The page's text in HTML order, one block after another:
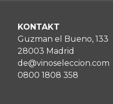
KONTAKT
Guzman el Bueno, 133
28003 Madrid
de@vinoseleccion.com
0800 1808 358